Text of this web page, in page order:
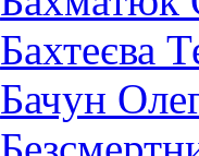
Бахтеєва
Бачун